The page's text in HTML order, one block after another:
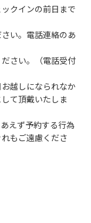
の使用は、事前に
正午からです。
をお願いします。
ださい。午後3
ら管理棟にて手
しの方は、翌朝
車場にとめてく
帰り使用の場合は
を行っていない
行ってくださ
してください。
クインの前日まで
い。電話連絡のあ
さい。（電話受付
越しになられなか
て頂戴いたしま
えず予約する行為
もご遠慮くださ